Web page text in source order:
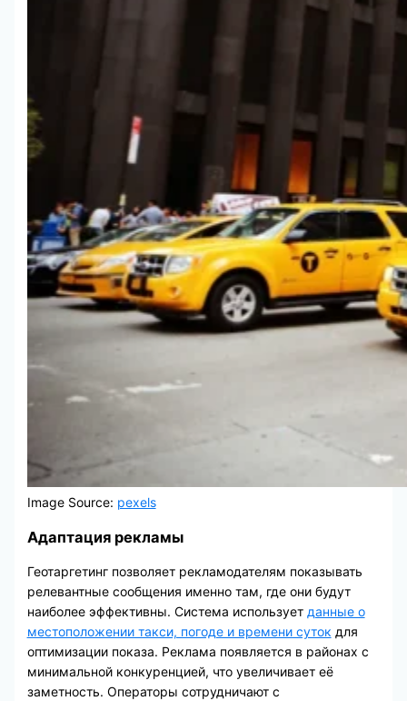
Image Source: pexels
Адаптация рекламы
Геотаргетинг позволяет рекламодателям показывать
релевантные сообщения именно там, где они будут
наиболее эффективны. Система использует данные о
местоположении такси, погоде и времени суток для
оптимизации показа. Реклама появляется в районах с
минимальной конкуренцией, что увеличивает её
заметность. Операторы сотрудничают с